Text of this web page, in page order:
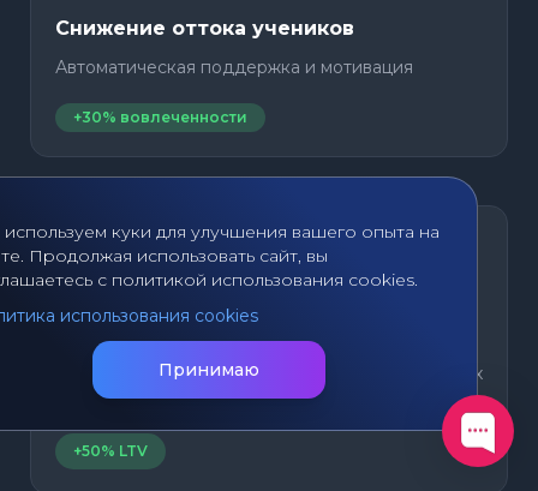
Снижение оттока учеников
Автоматическая поддержка и мотивация
+30% вовлеченности
Больше ценности и вовлечённости при меньших
затратах
+50% LTV
куки для улучшения вашего опыта на
Продолжая использовать сайт, вы
с политикой использования cookies.
использования cookies
Принимаю